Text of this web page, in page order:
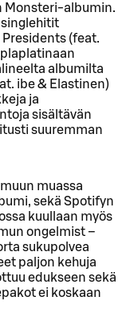
Monsteri-albumin.
singlehitit
Presidents (feat.
albumilta
ibe & Elastinen)
ja
sisältävän
suuremman
muassa
sekä Spotifyn
kuullaan myös
ongelmist –
sukupolvea
paljon kehuja
edukseen sekä
ei koskaan